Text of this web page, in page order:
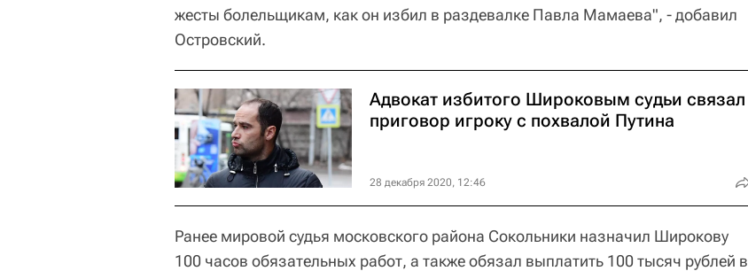
жесты болельщикам, как он избил в раздевалке Павла Мамаева", - добавил
Островский.
Адвокат избитого Широковым судьи связал
приговор игроку с похвалой Путина
28 декабря 2020, 12:46
Ранее мировой судья московского района Сокольники назначил Широкову
100 часов обязательных работ, а также обязал выплатить 100 тысяч рублей в